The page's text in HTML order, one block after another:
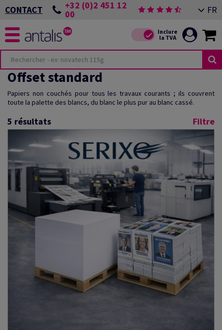
CONTACT +32 (0)2 451 12
00 FR
Offset standard
Papiers non couchés pour tous les travaux courants ; ils couvrent
toute la palette des blancs, du blanc le plus pur au blanc cassé.
5 résultats Filtre